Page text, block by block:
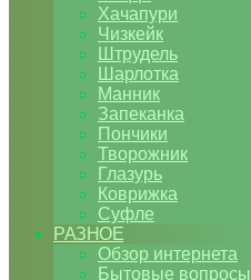
Хачапури
Чизкейк
Штрудель
Шарлотка
Манник
Запеканка
Пончики
Творожник
Глазурь
Коврижка
Суфле
РАЗНОЕ
Обзор интернета
Бытовые вопросы